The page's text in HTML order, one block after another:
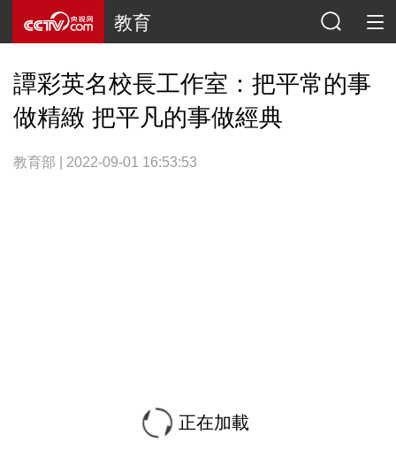
教育
譚彩英名校長工作室：把平常的事
做精緻 把平凡的事做經典
教育部 | 2022-09-01 16:53:53
正在加載